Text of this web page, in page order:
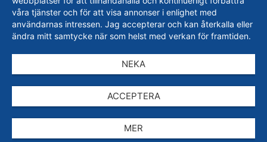
våra tjänster och för att visa annonser i enlighet med
användarnas intressen. Jag accepterar och kan återkalla eller
ändra mitt samtycke när som helst med verkan för framtiden.
NEKA
ACCEPTERA
MER